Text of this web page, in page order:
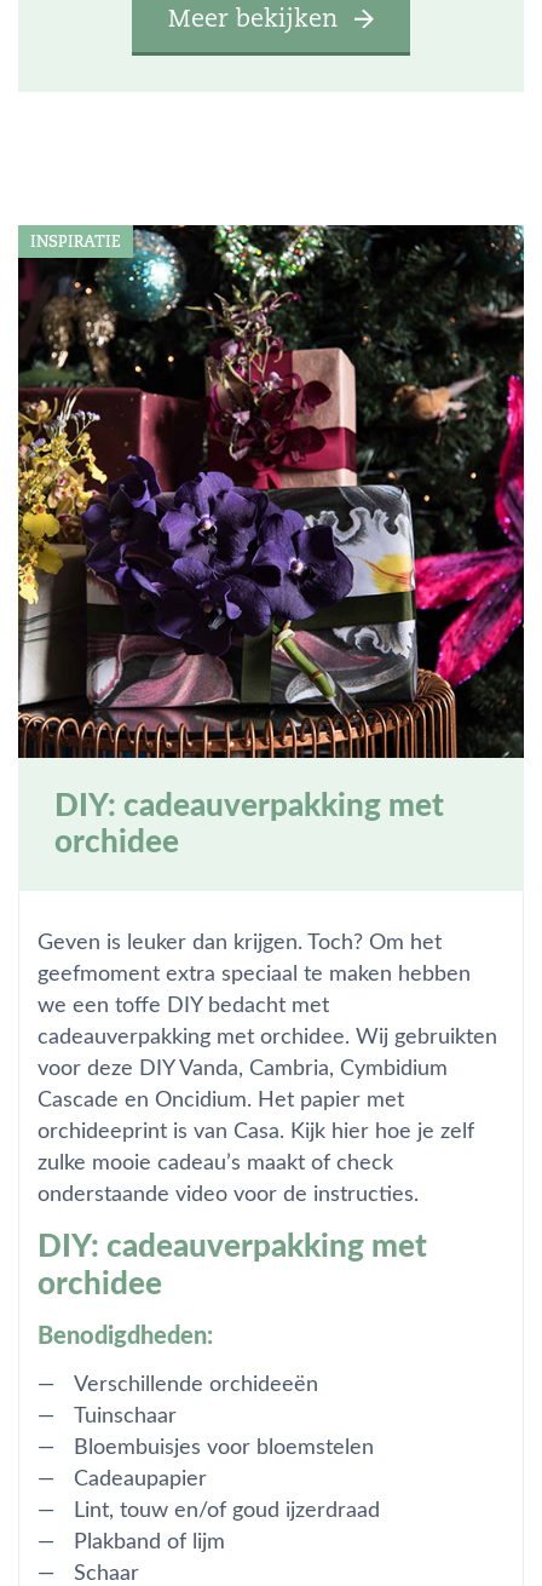
Meer bekijken
INSPIRATIE
DIY: cadeauverpakking met
orchidee
Geven is leuker dan krijgen. Toch? Om het
geefmoment extra speciaal te maken hebben
we een toffe DIY bedacht met
cadeauverpakking met orchidee. Wij gebruikten
voor deze DIY Vanda, Cambria, Cymbidium
Cascade en Oncidium. Het papier met
orchideeprint is van Casa. Kijk hier hoe je zelf
zulke mooie cadeau’s maakt of check
onderstaande video voor de instructies.
DIY: cadeauverpakking met
orchidee
Benodigdheden:
Verschillende orchideeën
Tuinschaar
Bloembuisjes voor bloemstelen
Cadeaupapier
Lint, touw en/of goud ijzerdraad
Plakband of lijm
Schaar